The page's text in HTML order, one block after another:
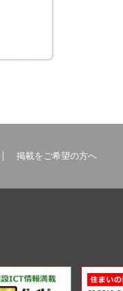
掲載をご希望の方へ